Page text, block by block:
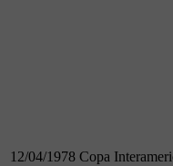
12/04/1978 Copa